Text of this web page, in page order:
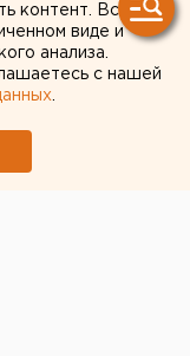
к
контент. Вся
виде и
анализа.
с нашей